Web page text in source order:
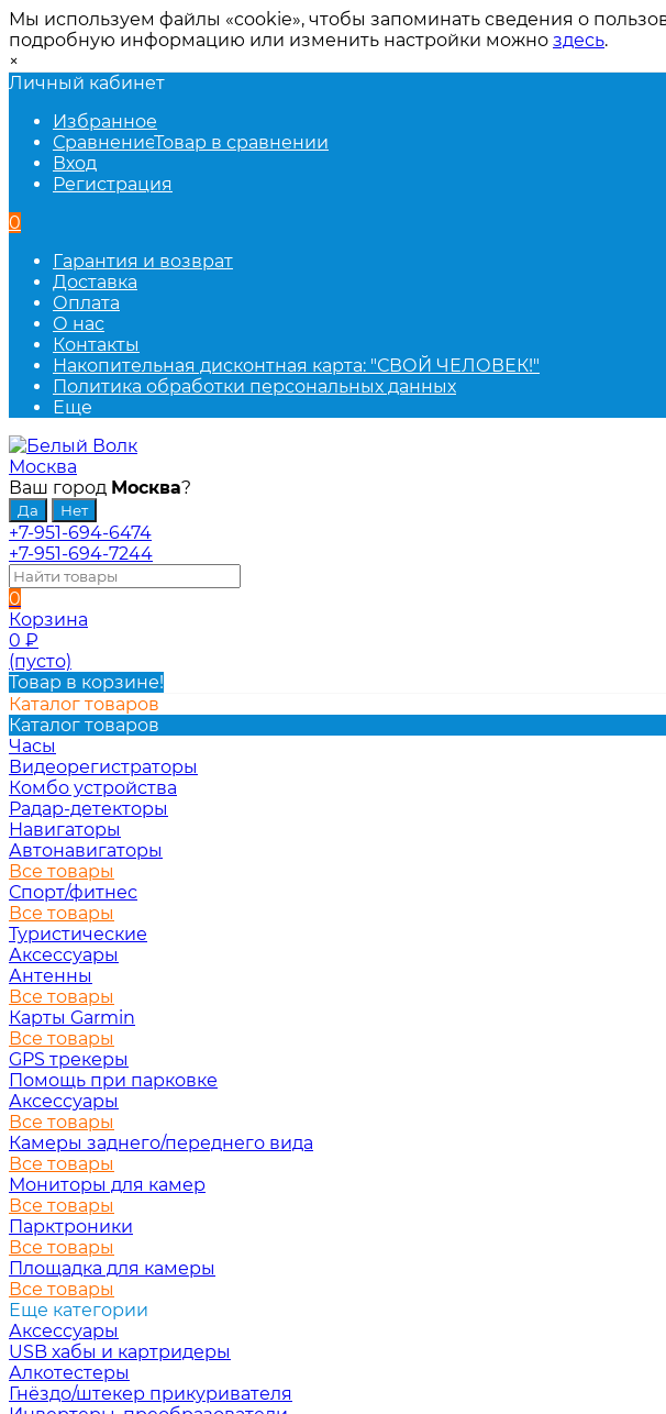
Мы используем файлы «cookie», чтобы запоминать сведения о
подробную информацию или изменить настройки можно здесь.
×
Личный кабинет
Избранное
СравнениеТовар в сравнении
Вход
Регистрация
0
Гарантия и возврат
Доставка
Оплата
О нас
Контакты
Накопительная дисконтная карта: "СВОЙ ЧЕЛОВЕК!"
Политика обработки персональных данных
Еще
Москва
Ваш город Москва?
+7-951-694-6474
+7-951-694-7244
0
Корзина
0 ₽
(пусто)
Товар в корзине!
Каталог товаров
Каталог товаров
Часы
Видеорегистраторы
Комбо устройства
Радар-детекторы
Навигаторы
Автонавигаторы
Все товары
Спорт/фитнес
Все товары
Туристические
Аксессуары
Антенны
Все товары
Карты Garmin
Все товары
GPS трекеры
Помощь при парковке
Аксессуары
Все товары
Камеры заднего/переднего вида
Все товары
Мониторы для камер
Все товары
Парктроники
Все товары
Площадка для камеры
Все товары
Еще категории
Аксессуары
USB хабы и картридеры
Алкотестеры
Гнёздо/штекер прикуривателя